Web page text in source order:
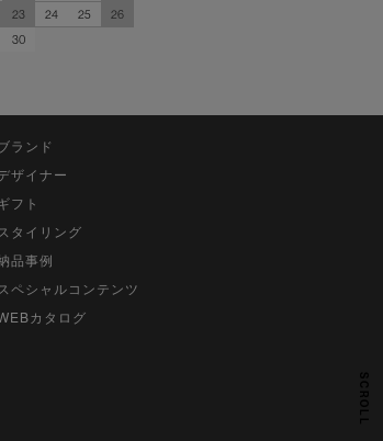
SCROLL
23 24 25
26
30
ランド
ザイナー
フト
スタイリング
品事例
スペシャルコンテンツ
カタログ